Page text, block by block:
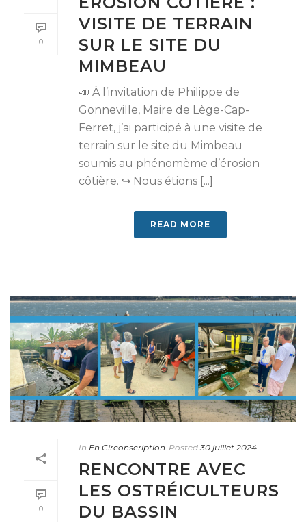
0
VISITE DE TERRAIN
SUR LE SITE DU
MIMBEAU
📣 À l’invitation de Philippe de
Gonneville, Maire de Lège-Cap-
Ferret, j’ai participé à une visite de
terrain sur le site du Mimbeau
soumis au phénomème d’érosion
côtière. ↪️ Nous étions [...]
READ MORE
0
In En Circonscription Posted 30 juillet 2024
RENCONTRE AVEC
LES OSTRÉICULTEURS
DU BASSIN